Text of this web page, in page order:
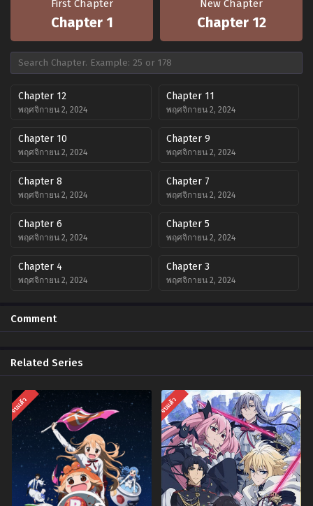
First Chapter
Chapter 1
New Chapter
Chapter 12
Chapter 12
พฤศจิกายน 2, 2024
Chapter 11
พฤศจิกายน 2, 2024
Chapter 10
พฤศจิกายน 2, 2024
Chapter 9
พฤศจิกายน 2, 2024
Chapter 8
พฤศจิกายน 2, 2024
Chapter 7
พฤศจิกายน 2, 2024
Chapter 6
พฤศจิกายน 2, 2024
Chapter 5
พฤศจิกายน 2, 2024
Chapter 4
พฤศจิกายน 2, 2024
Chapter 3
พฤศจิกายน 2, 2024
พฤศจิกายน 2, 2024
Comment
Related Series
จบแล้ว จบแล้ว